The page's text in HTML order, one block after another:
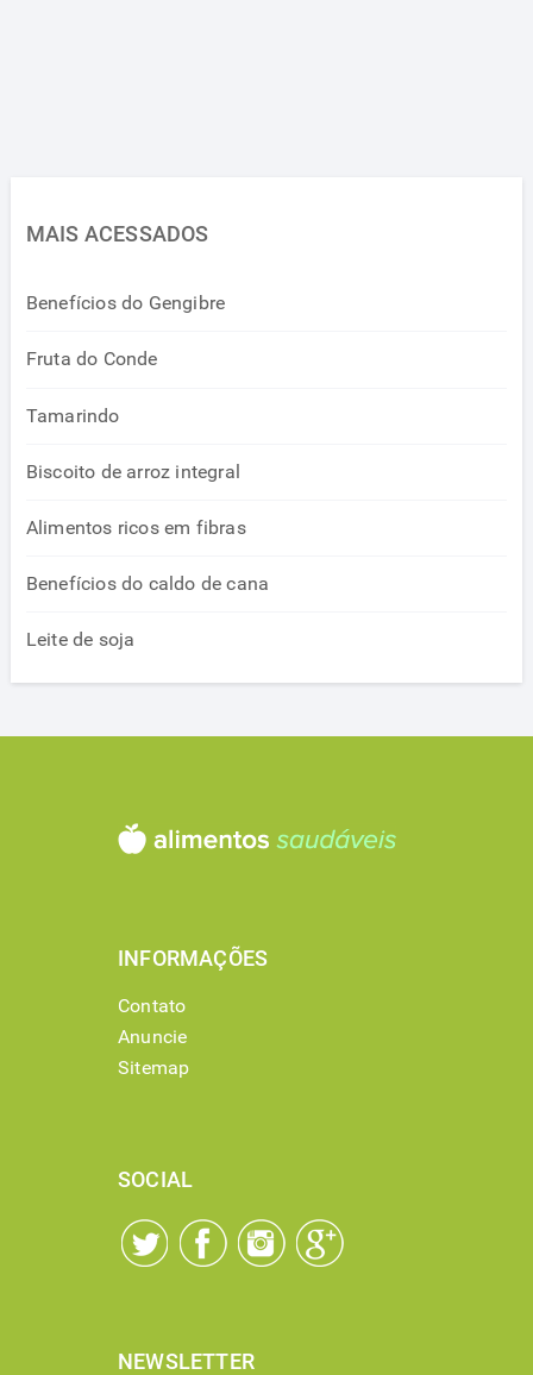
MAIS ACESSADOS
Benefícios do Gengibre
Fruta do Conde
Tamarindo
Biscoito de arroz integral
Alimentos ricos em fibras
Benefícios do caldo de cana
Leite de soja
INFORMAÇÕES
Contato
Anuncie
Sitemap
SOCIAL
NEWSLETTER